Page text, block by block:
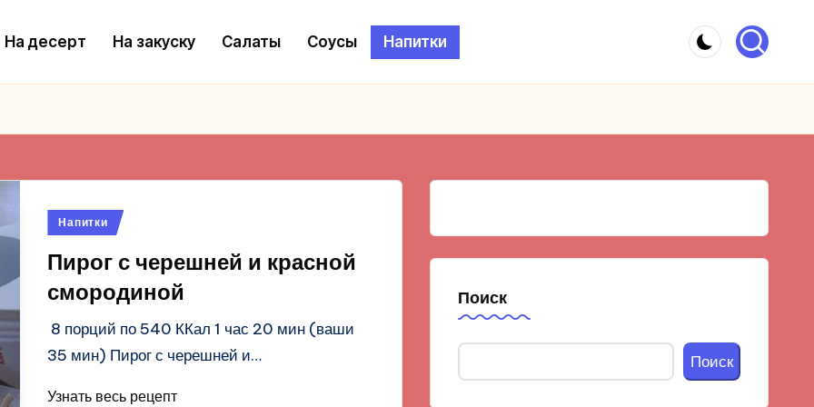
На десерт На закуску Салаты Соусы Напитки
Опубликовано
Напитки
Пирог с черешней и красной
смородиной
8 порций по 540 ККал 1 час 20 мин (ваши
35 мин) Пирог с черешней и…
Узнать весь рецепт
Поиск
Поиск